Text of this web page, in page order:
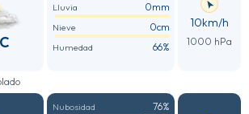
Lluvia 0mm
Nieve 0cm
Humedad 66%
10km/h
1000 hPa
Nubosidad 76%